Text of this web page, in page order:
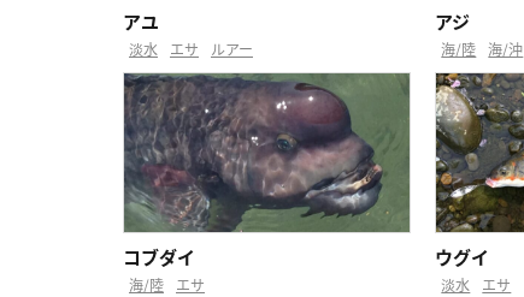
アユ
淡水 エサ ルアー
アジ
海/陸 海/沖
コブダイ
海/陸 エサ
ウグイ
淡水 エサ